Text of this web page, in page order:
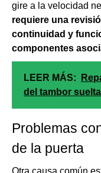
gire a la velocidad
requiere una
continuidad y
componentes
LEER MÁS:
del tambor
Problemas
de la puerta
Otra causa común